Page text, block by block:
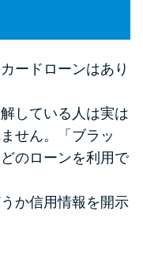
査通る？借金
をおすすめしな
りるには？年利
ードローンと比
を借りられる？
りる方法があ
ードローンはあり
している人は実は
せん。「ブラッ
のローンを利用で
か信用情報を開示